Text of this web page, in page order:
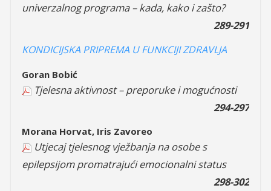
univerzalnog programa – kada, kako i zašto?
289-291
KONDICIJSKA PRIPREMA U FUNKCIJI ZDRAVLJA
Goran Bobić
Tjelesna aktivnost – preporuke i mogućnosti
294-297
Morana Horvat, Iris Zavoreo
Utjecaj tjelesnog vježbanja na osobe s
epilepsijom promatrajući emocionalni status
298-302